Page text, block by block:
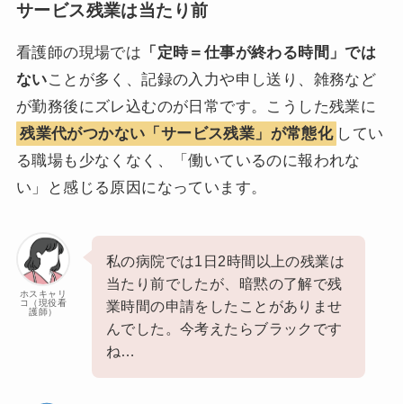
サービス残業は当たり前
看護師の現場では 「定時＝仕事が終わる時間」では
ないことが多く、記録の入力や申し送り、雑務など
が勤務後にズレ込むのが日常です。こうした残業に
残業代がつかない「サービス残業」が常態化 してい
る職場も少なくなく、「働いているのに報われな
い」と感じる原因になっています。
ホスキャリ
コ（現役看
護師）
私の病院では1日2時間以上の残業は
当たり前でしたが、暗黙の了解で残
業時間の申請をしたことがありませ
んでした。今考えたらブラックです
ね…